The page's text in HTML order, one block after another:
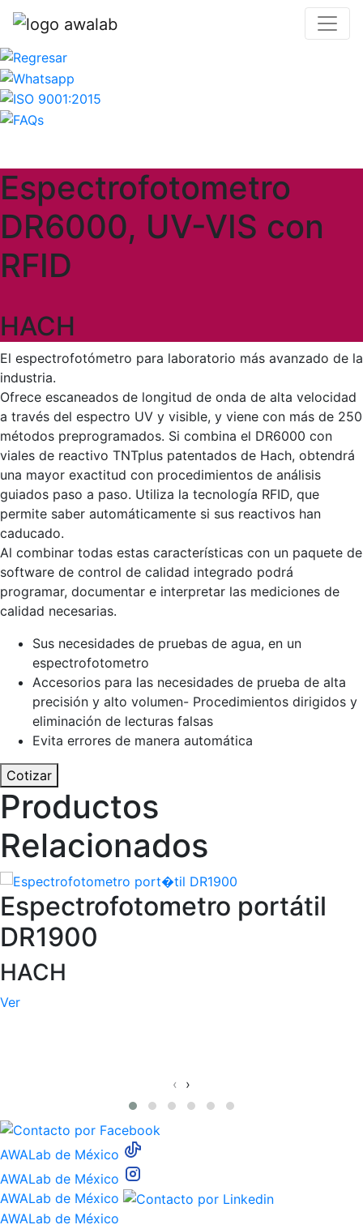
Espectrofotometro
DR6000, UV-VIS con
RFID
HACH
El espectrofotómetro para laboratorio más avanzado de la
industria.
Ofrece escaneados de longitud de onda de alta velocidad
a través del espectro UV y visible, y viene con más de 250
métodos preprogramados. Si combina el DR6000 con
viales de reactivo TNTplus patentados de Hach, obtendrá
una mayor exactitud con procedimientos de análisis
guiados paso a paso. Utiliza la tecnología RFID, que
permite saber automáticamente si sus reactivos han
caducado.
Al combinar todas estas características con un paquete de
software de control de calidad integrado podrá
programar, documentar e interpretar las mediciones de
calidad necesarias.
Sus necesidades de pruebas de agua, en un
espectrofotometro
Accesorios para las necesidades de prueba de alta
precisión y alto volumen- Procedimientos dirigidos y
eliminación de lecturas falsas
Evita errores de manera automática
Cotizar
Productos
Relacionados
Espectrofotometro portátil
DR1900
HACH
Ver
‹ ›
AWALab de México
AWALab de México
AWALab de México
AWALab de México